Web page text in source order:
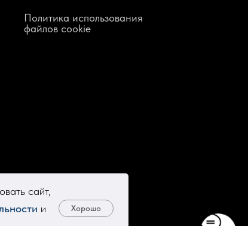
сайт,
и
Хорошо
Политика использования
файлов cookie